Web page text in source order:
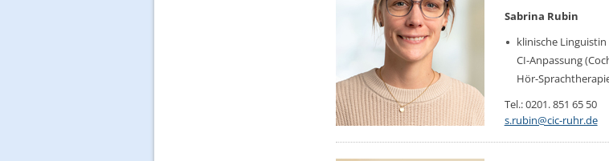
Sabrina Rubin
kli­ni­sche Lin­gu­is­tin
CI-An­pas­sung
Hör-
Tel.: 0201. 851 65 50
s.​rubin@​cic-ruhr.​de